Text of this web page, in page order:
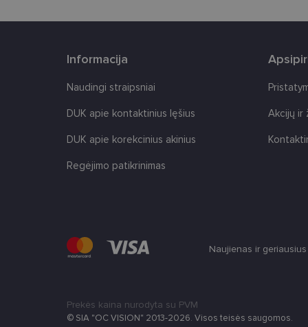
Informacija
Naudingi straipsniai
DUK apie kontaktinius lęšius
DUK apie korekcinius akinius
Regėjimo patikrinimas
Akcijų ir
Naujienas ir
Prekės kaina nurodyta su PVM
© SIA "OC VISION" 2013-2026. Visos teisės saugomos.
Pavadinimas
__kla_id
Pavadinimas
_fbp